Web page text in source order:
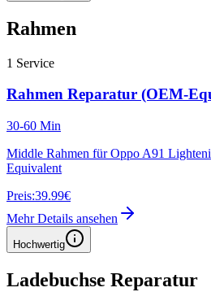
Rahmen
1 Service
Rahmen Reparatur (OEM-
30-60 Min
Middle Rahmen für Oppo A91
Equivalent
Preis:39.99€
Mehr Details ansehen
Hochwertig
Ladebuchse Reparatur